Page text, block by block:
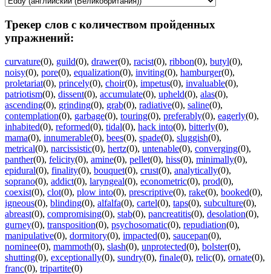
Трекер слов с количеством пройденных
упражнений:
curvature(0), guild(0), drawer(0), racist(0), ribbon(0), butyl(0),
noisy(0), pore(0), equalization(0), inviting(0), hamburger(0),
proletariat(0), princely(0), choir(0), impetus(0), invaluable(0),
patriotism(0), dissent(0), accumulate(0), upheld(0), alas(0),
ascending(0), grinding(0), grab(0), radiative(0), saline(0),
contemplation(0), garbage(0), touring(0), preferably(0), eagerly(0),
inhabited(0), reformed(0), tidal(0), hack into(0), bitterly(0),
mama(0), innumerable(0), bees(0), spade(0), sluggish(0),
metrical(0), narcissistic(0), hertz(0), untenable(0), converging(0),
panther(0), felicity(0), amine(0), pellet(0), hiss(0), minimally(0),
epidural(0), finality(0), bouquet(0), crust(0), analytically(0),
soprano(0), addict(0), laryngeal(0), econometric(0), prod(0),
coexist(0), clot(0), plow into(0), prescriptive(0), rake(0), booked(0),
igneous(0), blinding(0), alfalfa(0), cartel(0), taps(0), subculture(0),
abreast(0), compromising(0), stab(0), pancreatitis(0), desolation(0),
gurney(0), transposition(0), psychosomatic(0), repudiation(0),
manipulative(0), dormitory(0), impacted(0), saucepan(0),
nominee(0), mammoth(0), slash(0), unprotected(0), bolster(0),
shutting(0), exceptionally(0), sundry(0), finale(0), relic(0), ornate(0),
franc(0), tripartite(0)